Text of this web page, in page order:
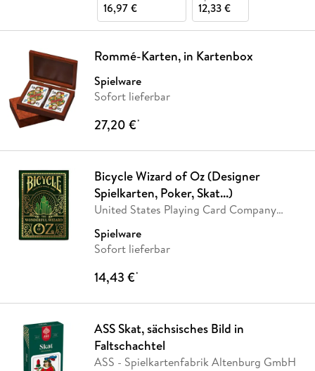
16,97 €
12,33 €
Rommé-Karten, in Kartenbox
Spielware
Sofort lieferbar
27,20 €*
Bicycle Wizard of Oz (Designer
Spielkarten, Poker, Skat...)
United States Playing Card Company
Spielware
Sofort lieferbar
14,43 €*
ASS Skat, sächsisches Bild in
Faltschachtel
ASS - Spielkartenfabrik Altenburg GmbH